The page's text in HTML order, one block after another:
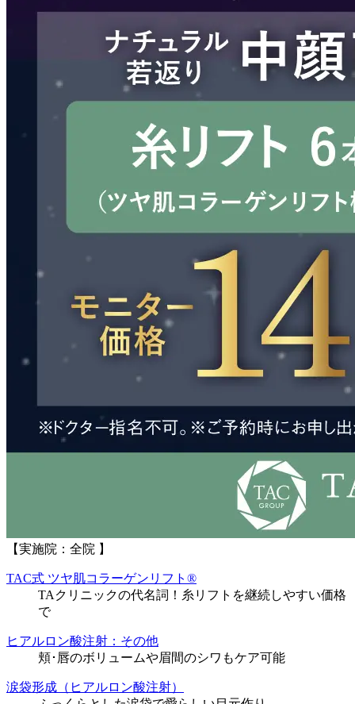
【実施院：全院 】
TAC式 ツヤ肌コラーゲンリフト®
TAクリニックの代名詞！糸リフトを継続しやすい価格
で
ヒアルロン酸注射：その他
頬･唇のボリュームや眉間のシワもケア可能
涙袋形成（ヒアルロン酸注射）